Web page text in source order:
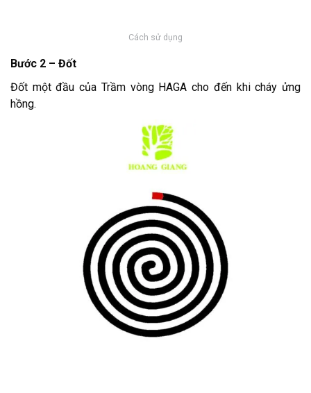
Cách sử dụng
Bước 2 – Đốt
Đốt một đầu của Trầm vòng HAGA cho đến khi cháy ửng
hồng.